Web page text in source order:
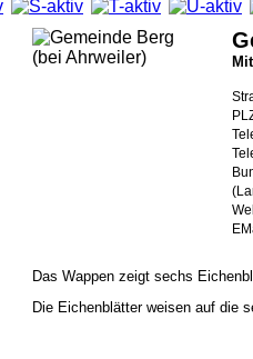
Das Wappen zeigt sechs
Die Eichenblätter weisen auf die